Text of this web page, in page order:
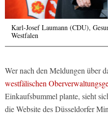
Karl-Josef Laumann (CDU),
Westfalen
Wer nach den Meldungen über
westfälischen
Einkaufsbummel plante, sieht
die Website des Düsseldorfer